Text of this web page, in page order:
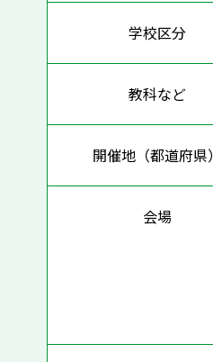
学校区分
教科など
開催地（都道府県）
会場